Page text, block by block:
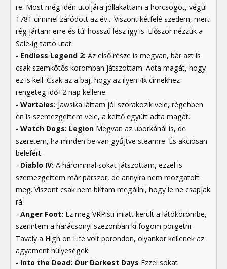
re. Most még idén utoljára jóllakattam a hörcsögöt, végül
1781 címmel záródott az év... Viszont kétfelé szedem, mert
rég jártam erre és túl hosszú lesz így is. Először nézzük a
Sale-ig tartó utat.
- Endless Legend 2: Az első része is megvan, bár azt is
csak szemkötős koromban játszottam. Adta magát, hogy
ez is kell. Csak az a baj, hogy az ilyen 4x címekhez
rengeteg idő+2 nap kellene.
- Wartales: Jawsika láttam jól szórakozik vele, régebben
én is szemezgettem vele, a kettő együtt adta magát.
- Watch Dogs: Legion Megvan az uborkánál is, de
szeretem, ha minden be van gyűjtve steamre. És akciósan
belefért.
- Diablo IV: A hárommal sokat játszottam, ezzel is
szemezgettem már párszor, de annyira nem mozgatott
meg. Viszont csak nem bírtam megállni, hogy le ne csapjak
rá.
- Anger Foot: Ez meg VRPisti miatt került a látókörömbe,
szerintem a harácsonyi szezonban ki fogom pörgetni.
Tavaly a High on Life volt porondon, olyankor kellenek az
agyament hülyeségek.
- Into the Dead: Our Darkest Days Ezzel sokat